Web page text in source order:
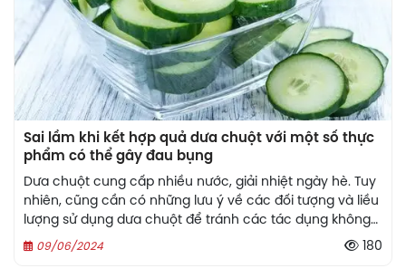
Sai lầm khi kết hợp quả dưa chuột với một số thực
phẩm có thể gây đau bụng
Dưa chuột cung cấp nhiều nước, giải nhiệt ngày hè. Tuy
nhiên, cũng cần có những lưu ý về các đối tượng và liều
lượng sử dụng dưa chuột để tránh các tác dụng không
mong muốn.
09/06/2024 180